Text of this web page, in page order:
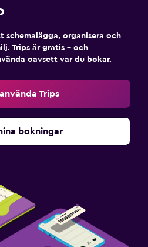
schemalägga, organisera och
Trips är gratis – och
oavsett var du bokar.
Trips
bokningar